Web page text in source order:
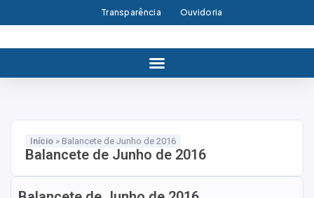
Transparência Ouvidoria
Início » Balancete de Junho de 2016
Balancete de Junho de 2016